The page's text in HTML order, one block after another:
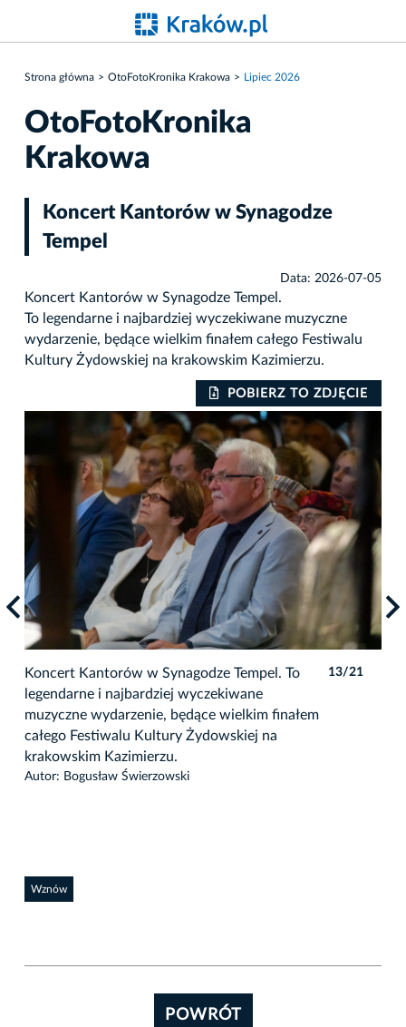
Strona główna OtoFotoKronika Krakowa Lipiec 2026
OtoFotoKronika
Krakowa
Koncert Kantorów w Synagodze
Tempel
Data: 2026-07-05
Koncert Kantorów w Synagodze Tempel.
To legendarne i najbardziej wyczekiwane muzyczne
wydarzenie, będące wielkim finałem całego Festiwalu
Kultury Żydowskiej na krakowskim Kazimierzu.
POBIERZ TO ZDJĘCIE
Koncert Kantorów w Synagodze Tempel. To
legendarne i najbardziej wyczekiwane
muzyczne wydarzenie, będące wielkim finałem
całego Festiwalu Kultury Żydowskiej na
krakowskim Kazimierzu.
Autor: Bogusław Świerzowski
13/21
Wznów
POWRÓT